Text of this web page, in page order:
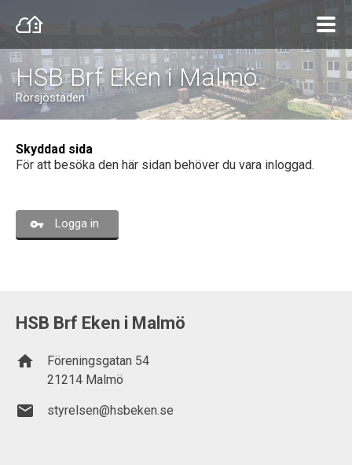
HSB Brf Eken i Malmö
Rörsjöstaden
Skyddad sida
För att besöka den här sidan behöver du vara inloggad.
Logga in
HSB Brf Eken i Malmö
home
Föreningsgatan 54
21214 Malmö
email styrelsen@hsbeken.se